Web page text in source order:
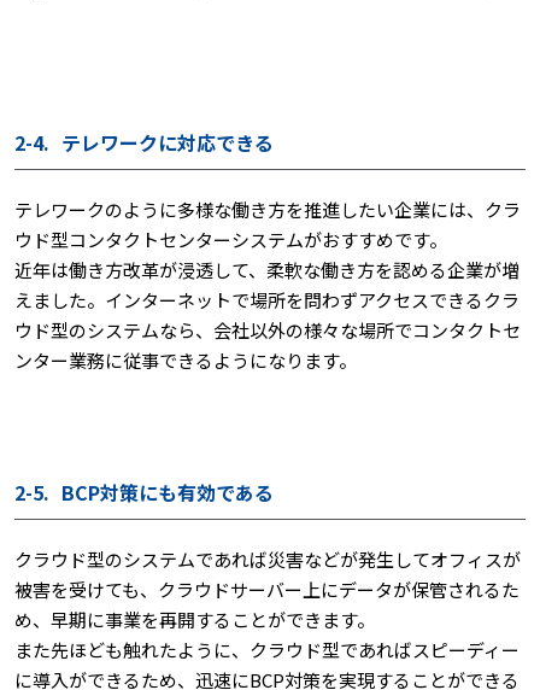
2-4. テレワークに対応できる
テレワークのように多様な働き方を推進したい企業には、クラ
ウド型コンタクトセンターシステムがおすすめです。
近年は働き方改革が浸透して、柔軟な働き方を認める企業が増
えました。インターネットで場所を問わずアクセスできるクラ
ウド型のシステムなら、会社以外の様々な場所でコンタクトセ
ンター業務に従事できるようになります。
2-5. BCP対策にも有効である
クラウド型のシステムであれば災害などが発生してオフィスが
被害を受けても、クラウドサーバー上にデータが保管されるた
め、早期に事業を再開することができます。
また先ほども触れたように、クラウド型であればスピーディー
に導入ができるため、迅速にBCP対策を実現することができる